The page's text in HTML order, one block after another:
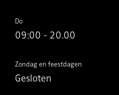
Do
09:00 - 20.00
Zondag en feestdagen
Gesloten